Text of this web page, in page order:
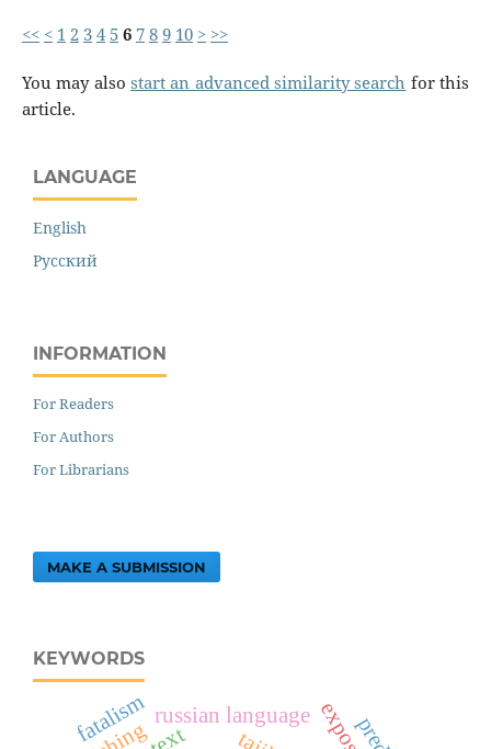
<< < 1 2 34 56 789 10 > >>
You may also start an advanced similarity search for this
article.
LANGUAGE
English
Русский
INFORMATION
For Readers
For Authors
For Librarians
MAKE A SUBMISSION
KEYWORDS
russian language
fatalism